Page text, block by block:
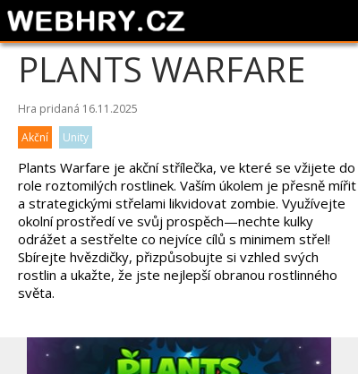
PLANTS WARFARE
Hra pridaná 16.11.2025
Akční
Unity
Plants Warfare je akční střílečka, ve které se vžijete do
role roztomilých rostlinek. Vaším úkolem je přesně mířit
a strategickými střelami likvidovat zombie. Využívejte
okolní prostředí ve svůj prospěch—nechte kulky
odrážet a sestřelte co nejvíce cílů s minimem střel!
Sbírejte hvězdičky, přizpůsobujte si vzhled svých
rostlin a ukažte, že jste nejlepší obranou rostlinného
světa.